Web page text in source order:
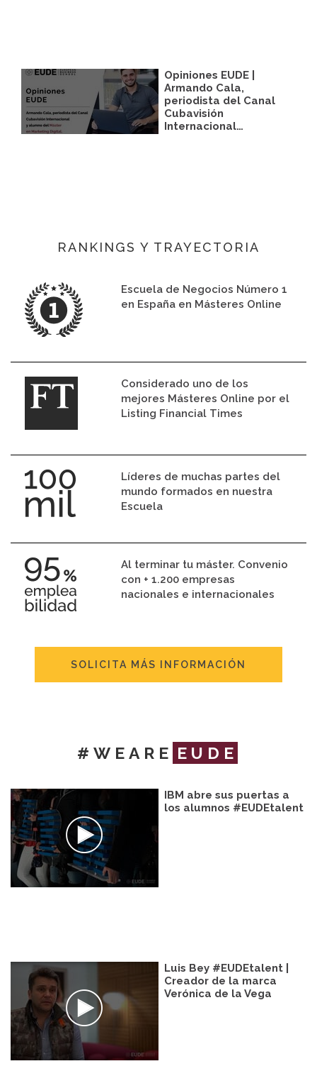
Opiniones EUDE |
Armando Cala,
periodista del Canal
Cubavisión
Internacional…
RANKINGS Y TRAYECTORIA
Escuela de Negocios Número 1
en España en Másteres Online
Considerado uno de los
mejores Másteres Online por el
Listing Financial Times
Líderes de muchas partes del
mundo formados en nuestra
Escuela
Al terminar tu máster. Convenio
con + 1.200 empresas
nacionales e internacionales
SOLICITA MÁS INFORMACIÓN
#WEARE EUDE
IBM abre sus puertas a
los alumnos #EUDEtalent
Luis Bey #EUDEtalent |
Creador de la marca
Verónica de la Vega